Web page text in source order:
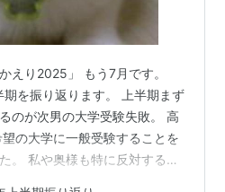
えり2025」 もう7月です。
を振り返ります。 上半期まず
のが次男の大学受験失敗。 高
の大学に一般受験することを
。 私や奥様も特に反対するこ